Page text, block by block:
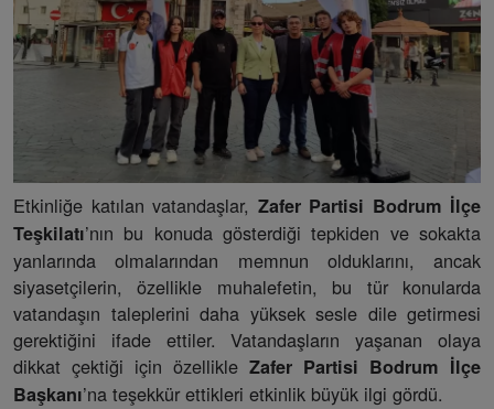
Etkinliğe katılan vatandaşlar, Zafer Partisi Bodrum İlçe
Teşkilatı’nın bu konuda gösterdiği tepkiden ve sokakta
yanlarında olmalarından memnun olduklarını, ancak
siyasetçilerin, özellikle muhalefetin, bu tür konularda
vatandaşın taleplerini daha yüksek sesle dile getirmesi
gerektiğini ifade ettiler. Vatandaşların yaşanan olaya
dikkat çektiği için özellikle Zafer Partisi Bodrum İlçe
Başkanı’na teşekkür ettikleri etkinlik büyük ilgi gördü.